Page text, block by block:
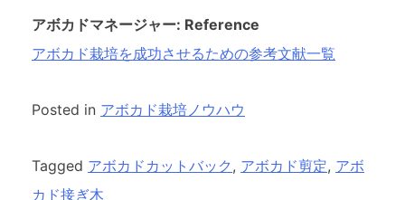
アボカドマネージャー: Reference
アボカド栽培を成功させるための参考文献一覧
Posted in アボカド栽培ノウハウ
Tagged アボカドカットバック , アボカド剪定, アボ
カド接ぎ木